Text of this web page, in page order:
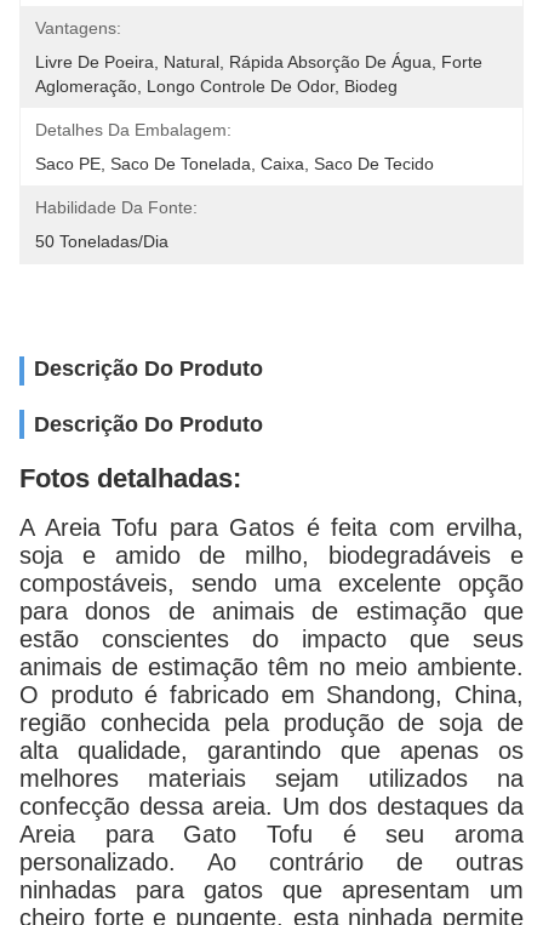
Vantagens:
Livre De Poeira, Natural, Rápida Absorção De Água, Forte
Aglomeração, Longo Controle De Odor, Biodeg
Detalhes Da Embalagem:
Saco PE, Saco De Tonelada, Caixa, Saco De Tecido
Habilidade Da Fonte:
50 Toneladas/Dia
Descrição Do Produto
Descrição Do Produto
Fotos detalhadas:
A Areia Tofu para Gatos é feita com ervilha,
soja e amido de milho, biodegradáveis ​​e
compostáveis, sendo uma excelente opção
para donos de animais de estimação que
estão conscientes do impacto que seus
animais de estimação têm no meio ambiente.
O produto é fabricado em Shandong, China,
região conhecida pela produção de soja de
alta qualidade, garantindo que apenas os
melhores materiais sejam utilizados na
confecção dessa areia. Um dos destaques da
Areia para Gato Tofu é seu aroma
personalizado. Ao contrário de outras
ninhadas para gatos que apresentam um
cheiro forte e pungente, esta ninhada permite